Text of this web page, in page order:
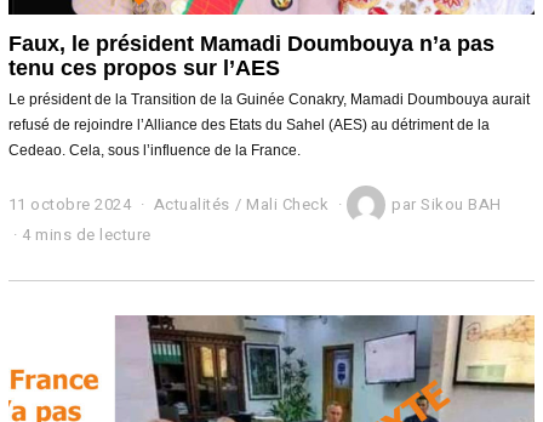
Faux, le président Mamadi Doumbouya n’a pas
tenu ces propos sur l’AES
Le président de la Transition de la Guinée Conakry, Mamadi Doumbouya aurait
refusé de rejoindre l’Alliance des Etats du Sahel (AES) au détriment de la
Cedeao. Cela, sous l’influence de la France.
11 octobre 2024
1
o
o
Actualités / Mali Check parSikou BAH
4 mins de lecture